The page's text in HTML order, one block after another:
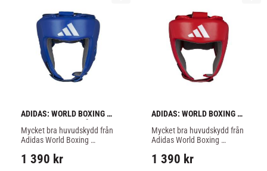
ADIDAS: WORLD BOXING
HUVUDSKYDD - BLÅ
Mycket bra huvudskydd från
Adidas World Boxing
1 390 kr
ADIDAS: WORLD BOXING
HUVUDSKYDD - RÖD
Mycket bra huvudskydd från
Adidas World Boxing
1 390 kr